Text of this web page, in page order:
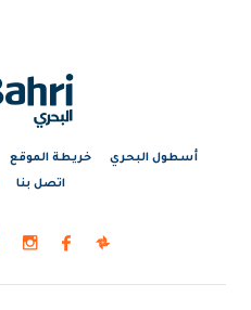
أسطول البحري خريطة الموقع
اتصل بنا